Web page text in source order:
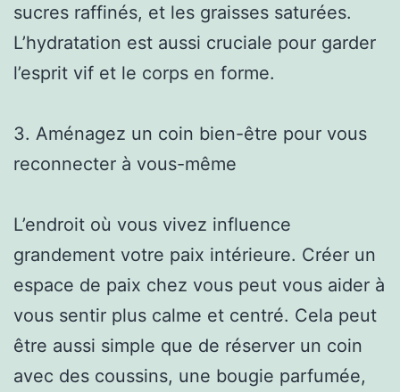
sucres raffinés, et les graisses saturées.
L’hydratation est aussi cruciale pour garder
l’esprit vif et le corps en forme.
3. Aménagez un coin bien-être pour vous
reconnecter à vous-même
L’endroit où vous vivez influence
grandement votre paix intérieure. Créer un
espace de paix chez vous peut vous aider à
vous sentir plus calme et centré. Cela peut
être aussi simple que de réserver un coin
avec des coussins, une bougie parfumée,